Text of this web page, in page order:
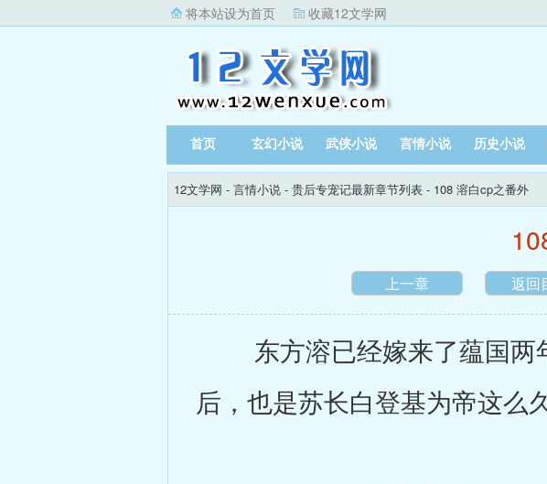
将本站设为首页 收藏12文学网
首页 玄幻小说 武侠小说 言情小说 历史小说
12文学网 - 言情小说 - 贵后专宠记最新章节列表 - 108 溶白cp之番外
上一章 返回
东方溶已经嫁来了蕴国两
后，也是苏长白登基为帝这么